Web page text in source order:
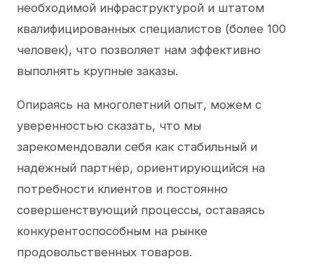
необходимой инфраструктурой и штатом
квалифицированных специалистов (более 100
человек), что позволяет нам эффективно
выполнять крупные заказы.
Опираясь на многолетний опыт, можем с
уверенностью сказать, что мы
зарекомендовали себя как стабильный и
надёжный партнёр, ориентирующийся на
потребности клиентов и постоянно
совершенствующий процессы, оставаясь
конкурентоспособным на рынке
продовольственных товаров.